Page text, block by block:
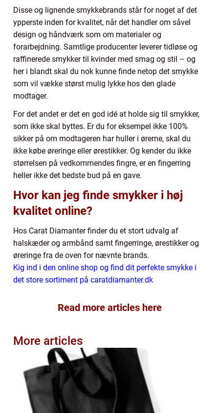
Disse og lignende smykkebrands står for noget af det
ypperste inden for kvalitet, når det handler om såvel
design og håndværk som om materialer og
forarbejdning. Samtlige producenter leverer tidløse og
raffinerede smykker til kvinder med smag og stil – og
her i blandt skal du nok kunne finde netop det smykke
som vil vække størst mulig lykke hos den glade
modtager.
For det andet er det en god idé at holde sig til smykker,
som ikke skal byttes. Er du for eksempel ikke 100%
sikker på om modtageren har huller i ørerne, skal du
ikke købe øreringe eller ørestikker. Og kender du ikke
størrelsen på vedkommendes fingre, er en fingerring
heller ikke det bedste bud på en gave.
Hvor kan jeg finde smykker i høj
kvalitet online?
Hos Carat Diamanter finder du et stort udvalg af
halskæder og armbånd samt fingerringe, ørestikker og
øreringe fra de oven for nævnte brands.
Kig ind i den online shop og find dit perfekte smykke i
det store sortiment på caratdiamanter.dk
Read more articles here
More articles